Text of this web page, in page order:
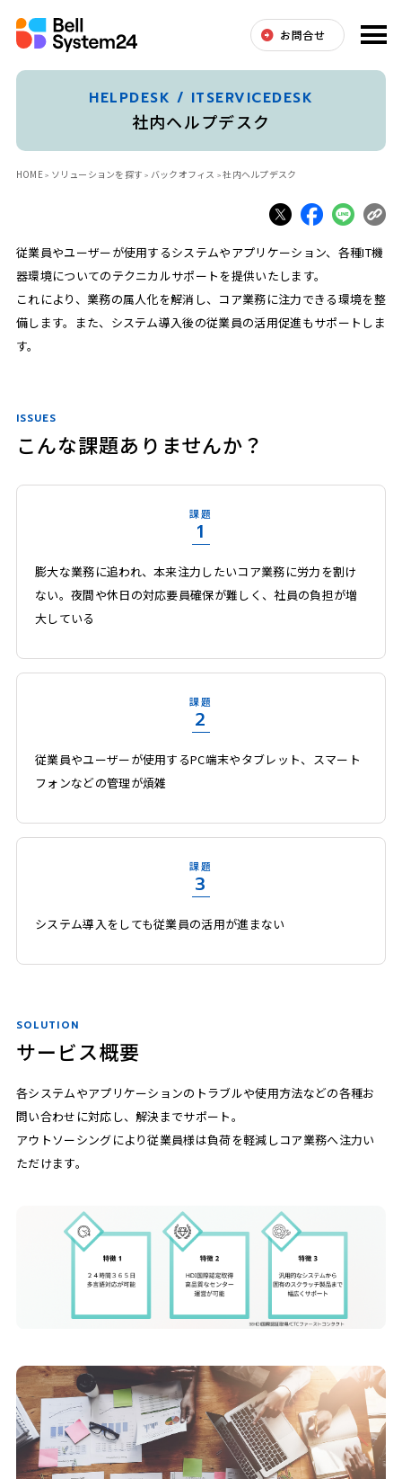
お問合せ
HELPDESK / ITSERVICEDESK
社内ヘルプデスク
HOME ソリューションを探す バックオフィス 社内ヘルプデスク
従業員やユーザーが使用するシステムやアプリケーション、各種IT機
器環境についてのテクニカルサポートを提供いたします。
これにより、業務の属人化を解消し、コア業務に注力できる環境を整
備します。また、システム導入後の従業員の活用促進もサポートしま
す。
ISSUES
こんな課題ありませんか？
課題
1
膨大な業務に追われ、本来注力したいコア業務に労力を割け
ない。夜間や休日の対応要員確保が難しく、社員の負担が増
大している
課題
2
従業員やユーザーが使用するPC端末やタブレット、スマート
フォンなどの管理が煩雑
課題
3
システム導入をしても従業員の活用が進まない
SOLUTION
サービス概要
各システムやアプリケーションのトラブルや使用方法などの各種お
問い合わせに対応し、解決までサポート。
アウトソーシングにより従業員様は負荷を軽減しコア業務へ注力い
ただけます。